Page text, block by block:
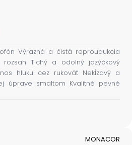
Výrazná a čistá reproudukcia
rozsah Tichý a odolný jazýčkový
hluku cez rukoväť Nekĺzavý a
úprave smaltom Kvalitné pevné
MONACOR